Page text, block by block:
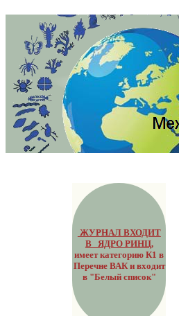
ЖУРНАЛ ВХОДИТ
В ЯДРО РИНЦ,
имеет категорию К1 в
Перечне ВАК и входит
в "Белый список"